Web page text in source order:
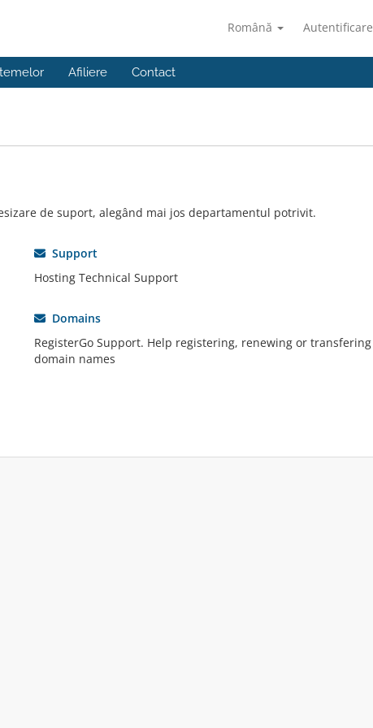
Română Autentificare
Afiliere Contact
de suport, alegând mai jos departamentul potrivit.
Support
Hosting Technical Support
Domains
RegisterGo Support. Help registering, renewing or transfering
domain names